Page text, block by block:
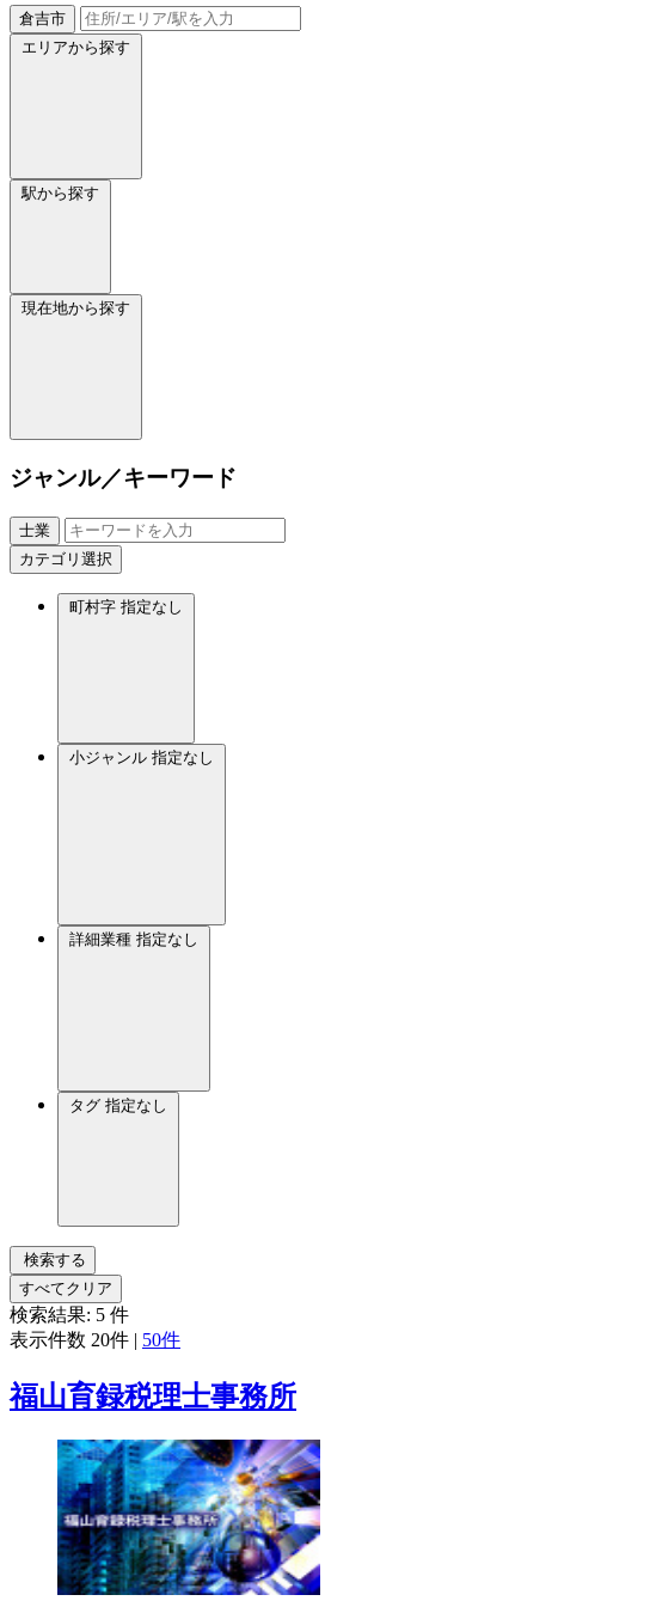
倉吉市
エリアから探す
駅から探す
現在地から探す
ジャンル／キーワード
士業
カテゴリ選択
町村字 指定なし
小ジャンル 指定なし
詳細業種 指定なし
タグ 指定なし
検索する
すべてクリア
検索結果: 5 件
表示件数 20件 | 50件
福山育録税理士事務所